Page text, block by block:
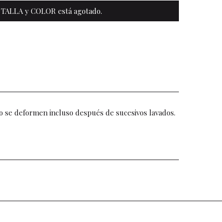
y COLOR está agotado.
deformen incluso después de sucesivos lavados.